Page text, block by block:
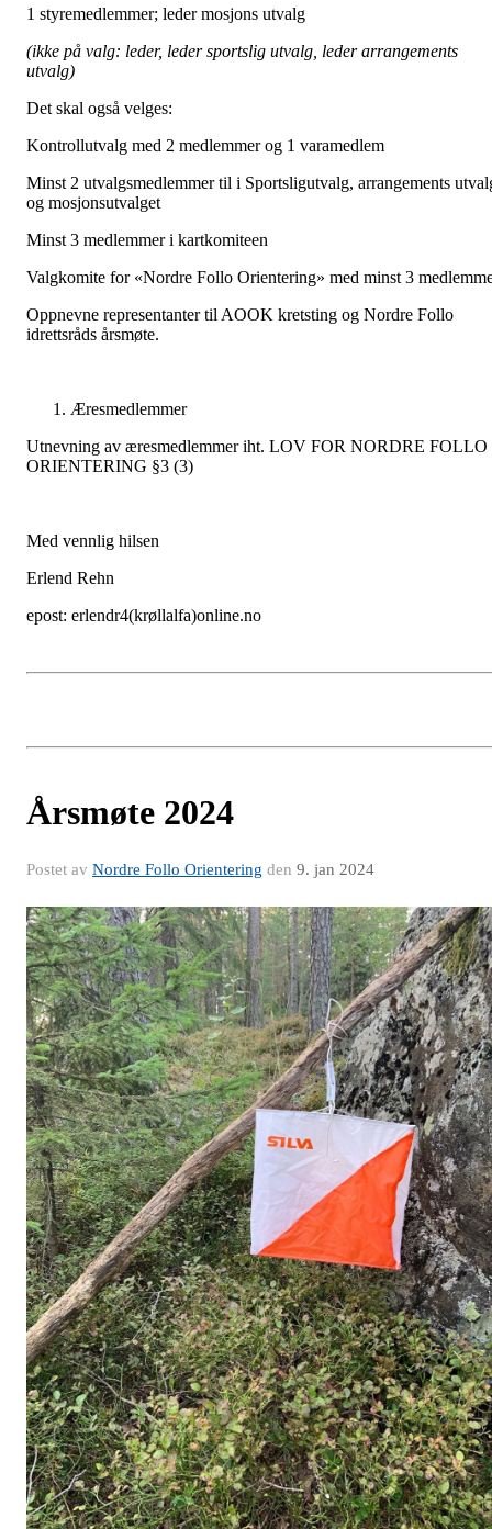
1 styremedlemmer; leder mosjons utvalg
(ikke på valg: leder, leder sportslig utvalg, leder arrangements
utvalg)
Det skal også velges:
Kontrollutvalg med 2 medlemmer og 1 varamedlem
Minst 2 utvalgsmedlemmer til i Sportsligutvalg, arrangements
og mosjonsutvalget
Minst 3 medlemmer i kartkomiteen
Valgkomite for «Nordre Follo Orientering» med minst 3
Oppnevne representanter til AOOK kretsting og Nordre Follo
idrettsråds årsmøte.
Æresmedlemmer
Utnevning av æresmedlemmer iht. LOV FOR NORDRE FOLLO
ORIENTERING §3 (3)
Med vennlig hilsen
Erlend Rehn
epost: erlendr4(krøllalfa)online.no
Årsmøte 2024
Postet av Nordre Follo Orientering den 9. jan 2024